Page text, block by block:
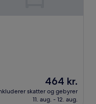
Prisen
er
464 kr.
464 kr.
skatter og gebyrer
11. aug. - 12. aug.